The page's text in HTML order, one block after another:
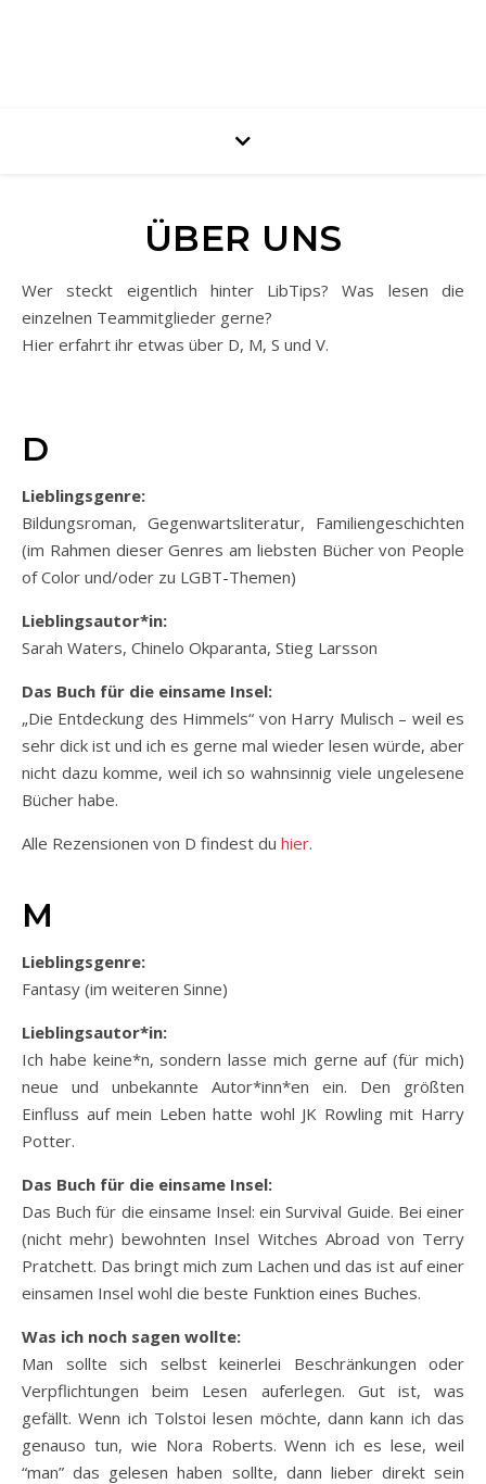
ÜBER UNS
Wer steckt eigentlich hinter LibTips? Was lesen die
einzelnen Teammitglieder gerne?
Hier erfahrt ihr etwas über D, M, S und V.
D
Lieblingsgenre:
Bildungsroman, Gegenwartsliteratur, Familiengeschichten
(im Rahmen dieser Genres am liebsten Bücher von People
of Color und/oder zu LGBT-Themen)
Lieblingsautor*in:
Sarah Waters, Chinelo Okparanta, Stieg Larsson
Das Buch für die einsame Insel:
„Die Entdeckung des Himmels“ von Harry Mulisch – weil es
sehr dick ist und ich es gerne mal wieder lesen würde, aber
nicht dazu komme, weil ich so wahnsinnig viele ungelesene
Bücher habe.
Alle Rezensionen von D findest du hier.
M
Lieblingsgenre:
Fantasy (im weiteren Sinne)
Lieblingsautor*in:
Ich habe keine*n, sondern lasse mich gerne auf (für mich)
neue und unbekannte Autor*inn*en ein. Den größten
Einfluss auf mein Leben hatte wohl JK Rowling mit Harry
Potter.
Das Buch für die einsame Insel:
Das Buch für die einsame Insel: ein Survival Guide. Bei einer
(nicht mehr) bewohnten Insel Witches Abroad von Terry
Pratchett. Das bringt mich zum Lachen und das ist auf einer
einsamen Insel wohl die beste Funktion eines Buches.
Was ich noch sagen wollte:
Man sollte sich selbst keinerlei Beschränkungen oder
Verpflichtungen beim Lesen auferlegen. Gut ist, was
gefällt. Wenn ich Tolstoi lesen möchte, dann kann ich das
genauso tun, wie Nora Roberts. Wenn ich es lese, weil
“man” das gelesen haben sollte, dann lieber direkt sein